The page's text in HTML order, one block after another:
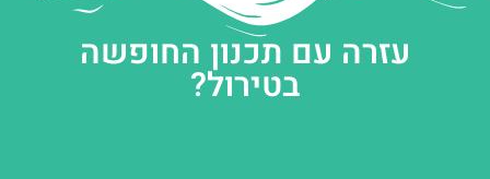
עזרה עם תכנון החופשה
בטירול?